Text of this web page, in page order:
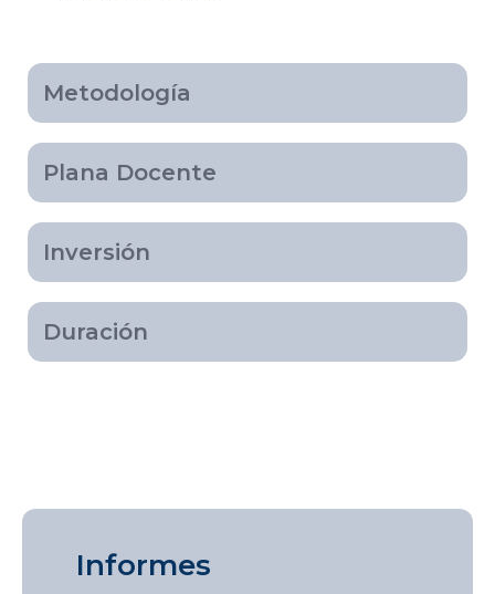
Metodología
Plana Docente
Inversión
Duración
Informes